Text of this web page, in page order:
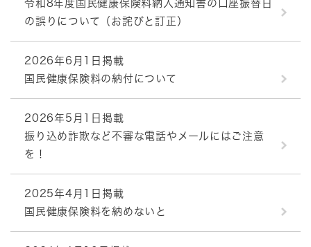
令和8年度国民健康保険料納入通知書の口座振替日
の誤りについて（お詫びと訂正）
2026年6月1日掲載
国民健康保険料の納付について
2026年5月1日掲載
振り込め詐欺など不審な電話やメールにはご注意
を！
2025年4月1日掲載
国民健康保険料を納めないと